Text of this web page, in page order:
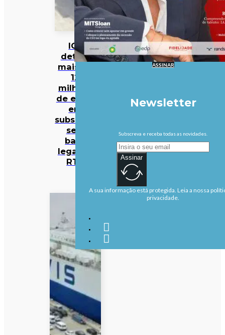
IGF
deteta
mais de
12
milhões
de euros
em
subsídios
sem
base
legal na
RTP
ASSINAR
Newsletter
Subscreva e receba todas as novidades.
Assinar
A sua informação está protegida. Leia a nossa
privacidade.